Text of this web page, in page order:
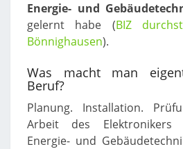
Energie- und
gelernt habe (BIZ
Bönnighausen).
Was macht man
Beruf?
Planung. Installation.
Arbeit des Elektronikers
Energie- und